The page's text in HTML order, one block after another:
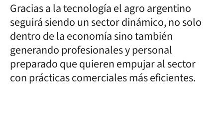
Gracias a la tecnología el agro argentino
seguirá siendo un sector dinámico, no solo
dentro de la economía sino también
generando profesionales y personal
preparado que quieren empujar al sector
con prácticas comerciales más eficientes.